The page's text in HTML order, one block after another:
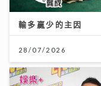
輸多贏少的主因
28/07/2026